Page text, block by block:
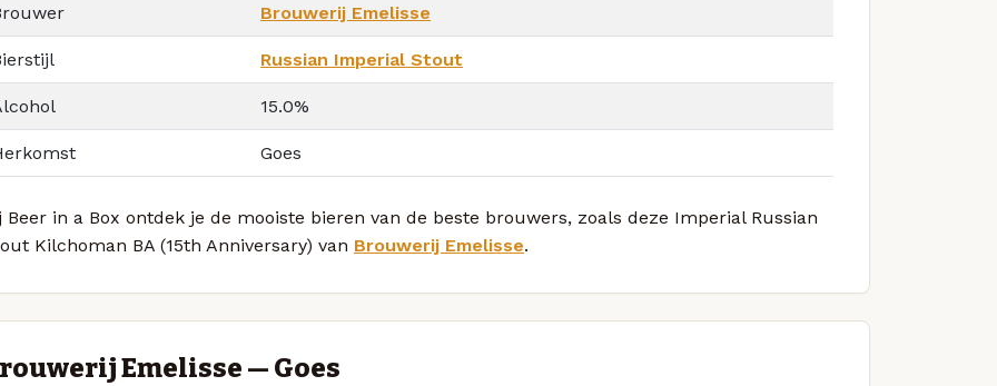
Brouwerij Emelisse
Russian Imperial Stout
15.0%
Goes
Beer in a Box ontdek je de mooiste bieren van de beste brouwers, zoals deze Imperial Russian
Kilchoman BA (15th Anniversary) van Brouwerij Emelisse.
Emelisse — Goes